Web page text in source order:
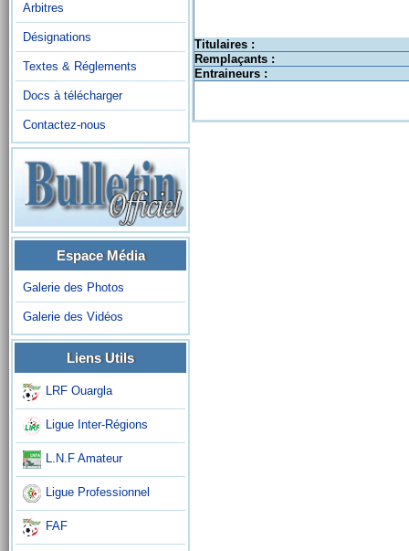
Arbitres
Désignations
Textes & Réglements
Docs à télécharger
Contactez-nous
Espace Média
Galerie des Photos
Galerie des Vidéos
Liens Utils
LRF Ouargla
Ligue Inter-Régions
L.N.F Amateur
Ligue Professionnel
FAF
Titulaires :
Remplaçants :
Entraineurs :